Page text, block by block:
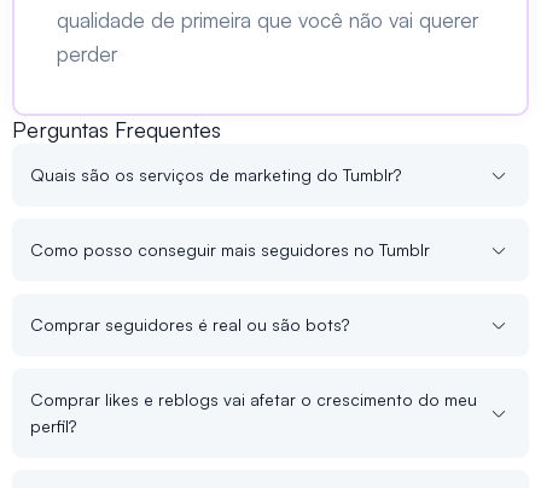
qualidade de primeira que você não vai querer
perder
Perguntas Frequentes
Quais são os serviços de marketing do Tumblr?
Como posso conseguir mais seguidores no Tumblr
Comprar seguidores é real ou são bots?
Comprar likes e reblogs vai afetar o crescimento do meu
perfil?